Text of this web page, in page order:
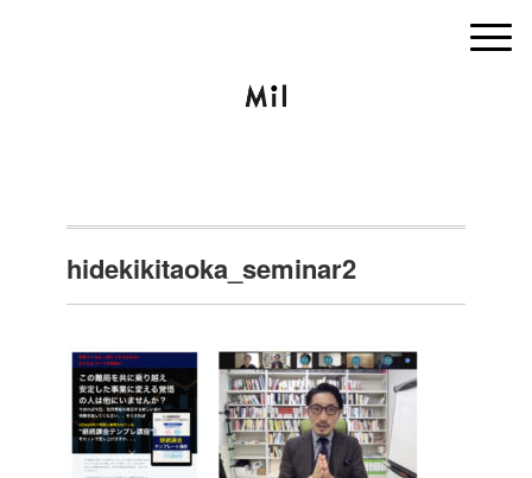
hidekikitaoka_seminar2